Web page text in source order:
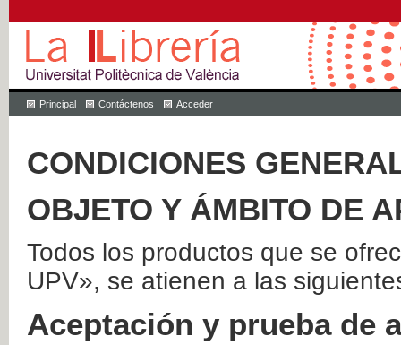
Principal Contáctenos Acceder
CONDICIONES
OBJETO Y ÁMBITO DE
Todos los productos que se
UPV», se atienen a las
Aceptación y prueba de